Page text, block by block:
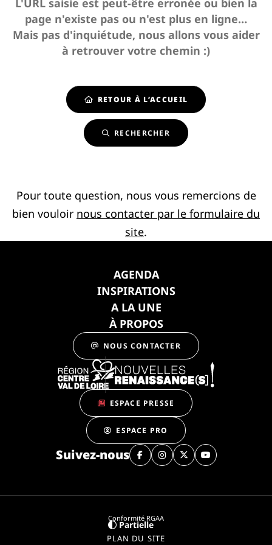
L'URL saisie est peut-être erronée ou bien la
page n'existe pas ou n'est plus en ligne…
Mais pas d'inquiétude, nous allons vous aider
à retrouver votre chemin :)
RETOUR À L’ACCUEIL
RECHERCHER
Pour toute question, nous vous remercions de
bien vouloir nous contacter par le formulaire du
site.
AGENDA
INSPIRATIONS
A LA UNE
À PROPOS
NOUS CONTACTER
ESPACE PRESSE
ESPACE PRO
Suivez-nous
Conformité RGAA
Partielle
PLAN DU SITE